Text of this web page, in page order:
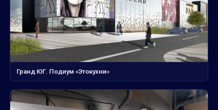
Гранд ЮГ. Подиум «Этокухни»